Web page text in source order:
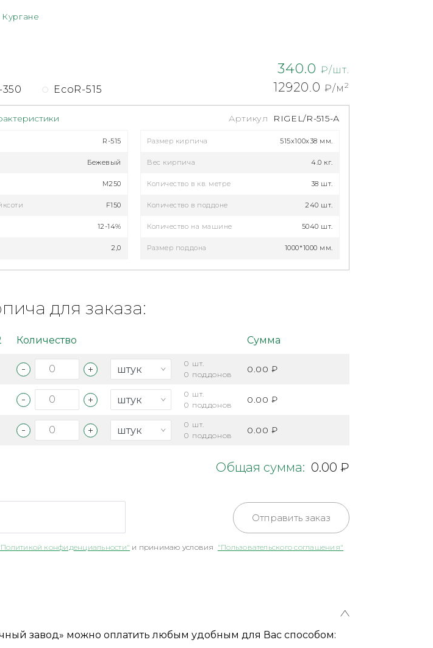
340.0 ₽/шт.
12920.0 ₽/м 2
350 EcoR-515
Артикул RIGEL/R-515-А
R-515
Бежевый
M250
F150
12-14%
2,0
Размер кирпича 515x100x38 мм.
Вес кирпича 4.0 кг.
Количество в кв. метре 38 шт.
Количество в поддоне 240 шт.
Количество на машине 5040 шт.
Размер поддона 1000*1000 мм.
для заказа:
Количество Сумма
0 шт.
0 поддонов 0.00 ₽
0 шт.
0 поддонов 0.00 ₽
0 шт.
0 поддонов 0.00 ₽
Общая сумма: 0.00 ₽
Отправить заказ
конфиденциальности" и принимаю условия "Пользовательского соглашения"
завод» можно оплатить любым удобным для Вас способом: